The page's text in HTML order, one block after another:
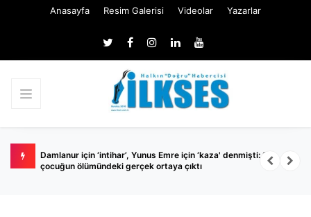
Anasayfa Resim Galerisi Videolar Yazarlar
Damlanur için ‘intihar’, Yunus Emre için ‘kaza' denmişti: 2
çocuğun ölümündeki gerçek ortaya çıktı